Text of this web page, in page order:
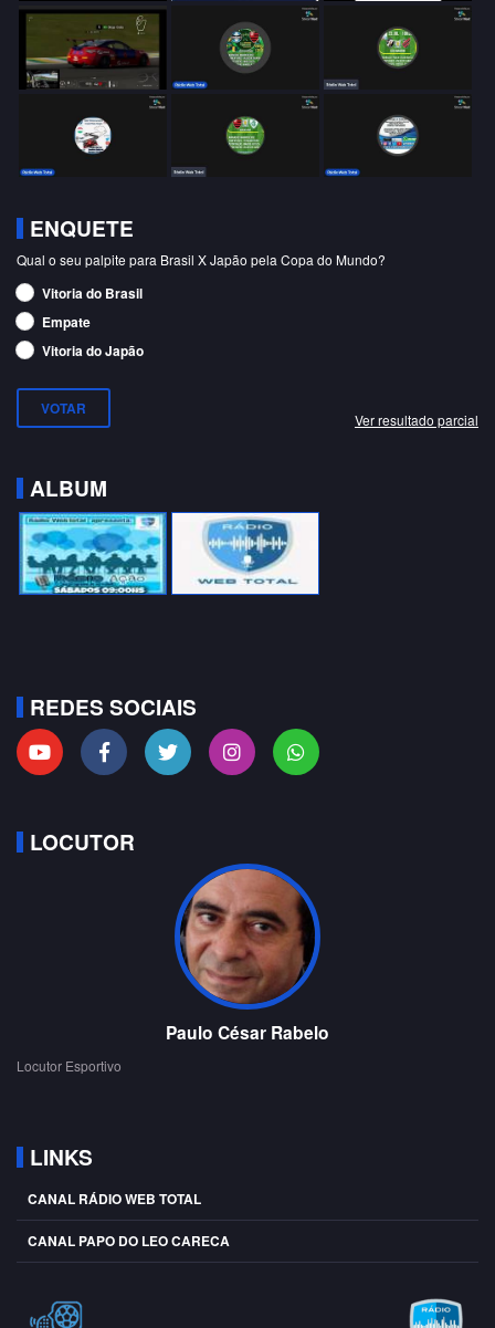
ENQUETE
Qual o seu palpite para Brasil X Japão pela Copa do Mundo?
Vitoria do Brasil
Empate
Vitoria do Japão
Ver resultado parcial
ALBUM
REDES SOCIAIS
LOCUTOR
Paulo César Rabelo
Locutor Esportivo
LINKS
CANAL RÁDIO WEB TOTAL
CANAL PAPO DO LEO CARECA